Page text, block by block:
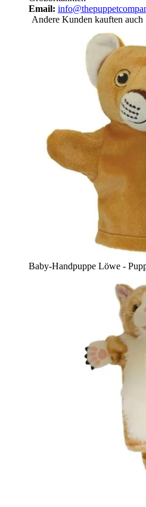
Email:
Andere Kunden kauften auch
Baby-Handpuppe Löwe -